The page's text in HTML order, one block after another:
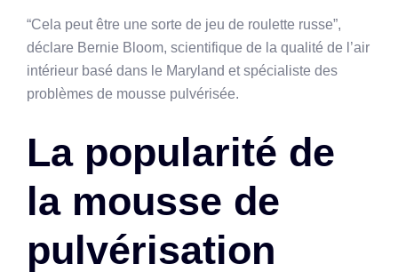
“Cela peut être une sorte de jeu de roulette russe”,
déclare Bernie Bloom, scientifique de la qualité de l’air
intérieur basé dans le Maryland et spécialiste des
problèmes de mousse pulvérisée.
La popularité de
la mousse de
pulvérisation